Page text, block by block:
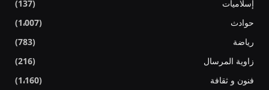
إسلاميات
(137)
حوادث
(1٬007)
رياضة
(783)
زاوية المرسال
(216)
فنون و ثقافة
(1٬160)